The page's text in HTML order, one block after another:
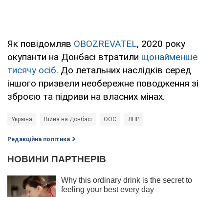
Як повідомляв OBOZREVATEL, 2020 року
окупанти на Донбасі втратили щонайменше
тисячу осіб. До летальних наслідків серед
іншого призвели необережне поводження зі
зброєю та підриви на власних мінах.
Україна Війна на Донбасі ООС ЛНР
Редакційна політика